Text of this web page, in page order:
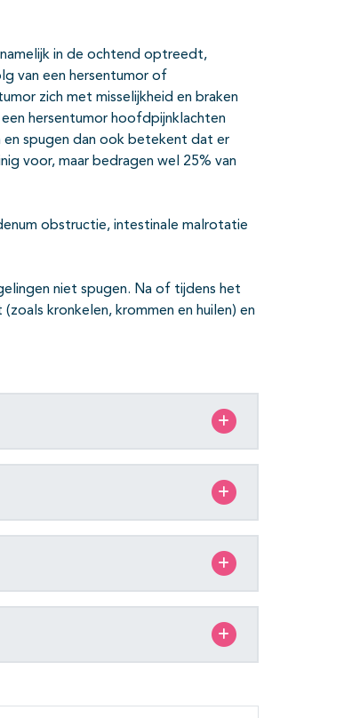
in de ochtend optreedt,
van een hersentumor of
zich met misselijkheid en braken
hersentumor hoofdpijnklachten
spugen dan ook betekent dat er
voor, maar bedragen wel 25% van
obstructie, intestinale malrotatie
niet spugen. Na of tijdens het
kronkelen, krommen en huilen) en